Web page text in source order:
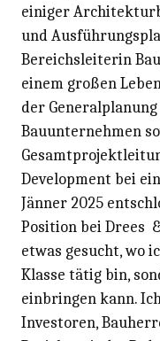
einiger
und
Bereichsleiterin
einem großen
der
Bauunternehmen
Development bei
Jänner 2025
Position bei Drees
etwas gesucht, wo
Klasse tätig bin,
einbringen kann.
Investoren,